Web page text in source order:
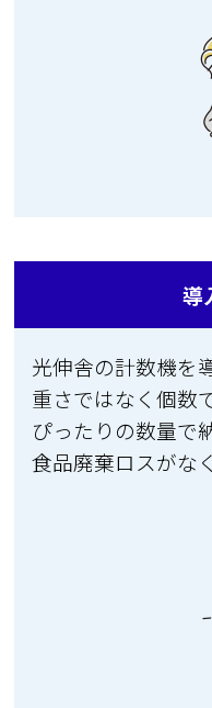
導
光伸舎の計数機を
重さではなく個数
ぴったりの数量で
食品廃棄ロスがな